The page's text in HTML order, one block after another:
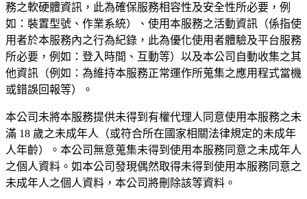
務之軟硬體資訊，此為確保服務相容性及安全性所必要，例
如：裝置型號、作業系統）、使用本服務之活動資訊（係指使
用者於本服務內之行為紀錄，此為優化使用者體驗及平台服務
所必要，例如：登入時間、互動等）以及本公司自動收集之其
他資訊（例如：為維持本服務正常運作所蒐集之應用程式當機
或錯誤回報等）。
本公司未將本服務提供未得到有權代理人同意使用本服務之未
滿 18 歲之未成年人（或符合所在國家相關法律規定的未成年
人年齡）。本公司無意蒐集未得到使用本服務同意之未成年人
之個人資料。如本公司發現偶然取得未得到使用本服務同意之
未成年人之個人資料，本公司將刪除該等資料。